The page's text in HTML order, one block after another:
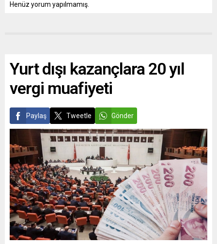
Henüz yorum yapılmamış.
Yurt dışı kazançlara 20 yıl
vergi muafiyeti
Paylaş Tweetle Gönder